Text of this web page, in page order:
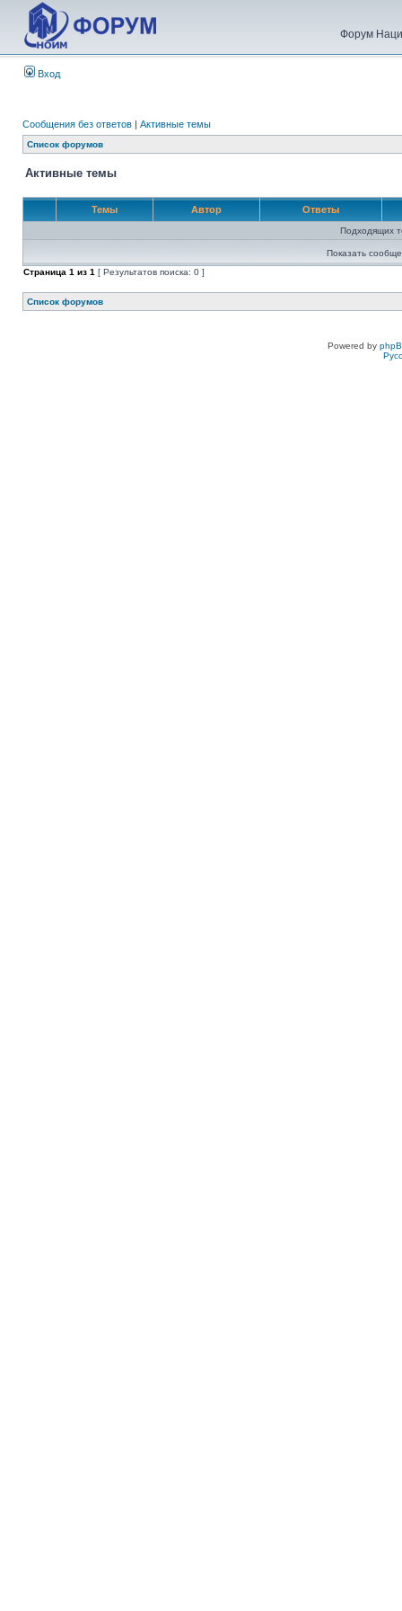
Форум
Вход
Сообщения без ответов | Активные темы
Список форумов
Активные темы
Темы Автор Ответы
Подходящих
Показать
Страница 1 из 1 [ Результатов поиска: 0 ]
Список форумов
Powered by